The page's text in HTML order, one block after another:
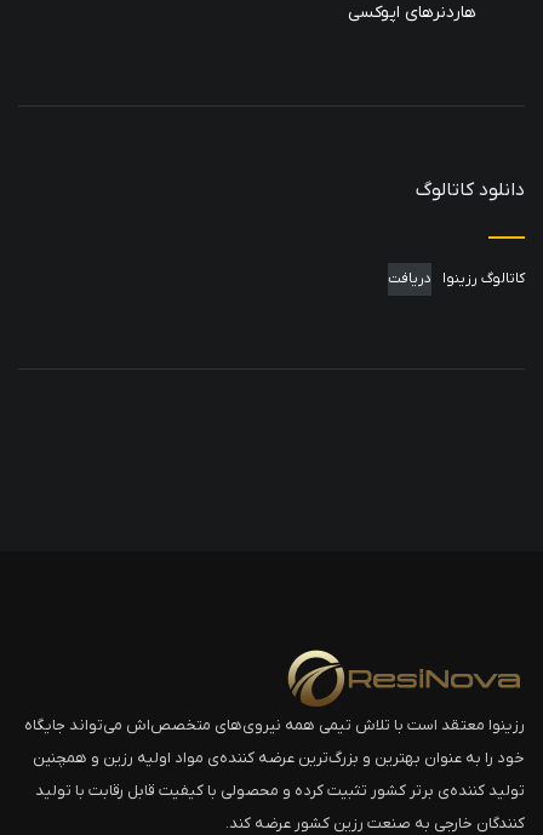
هاردنرهای اپوکسی
دانلود کاتالوگ
کاتالوگ رزینوا دریافت
رزینوا معتقد است با تلاش تیمی همه نیروی‌های متخصص‌اش می‌تواند جایگاه
خود را به عنوان بهترین و بزرگ‌ترین عرضه کننده‌ی مواد اولیه رزین و همچنین
تولید کننده‌ی برتر کشور تثبیت کرده و محصولی با کیفیت قابل رقابت با تولید
کنندگان خارجی به صنعت رزین کشور عرضه کند.